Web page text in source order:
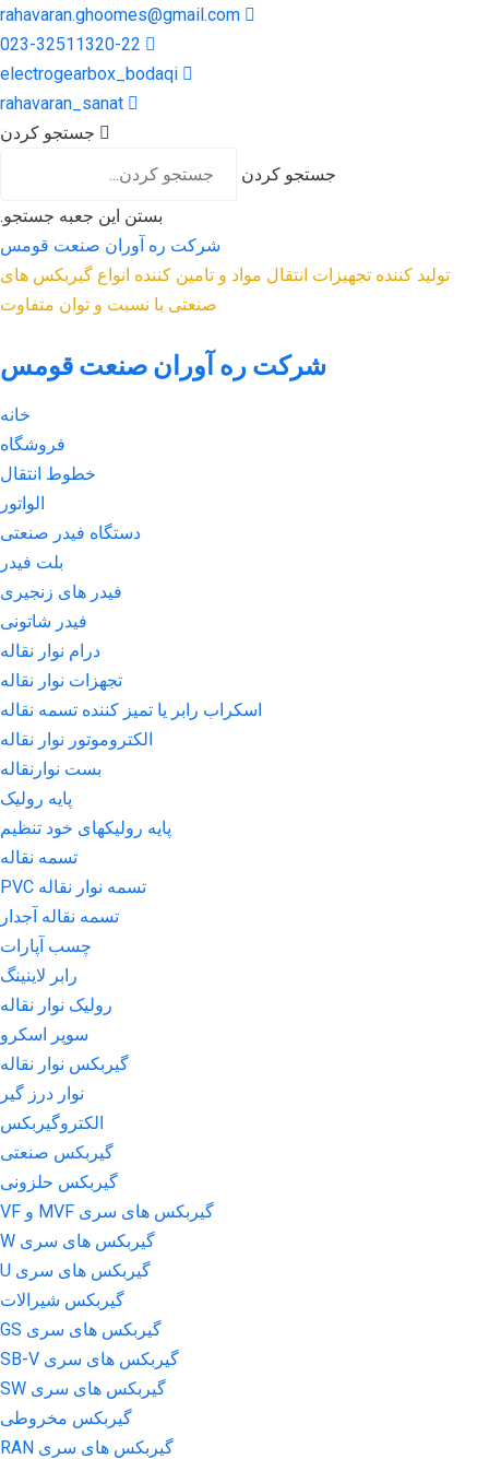
rahavaran.ghoomes@gmail.com
023-32511320-22
electrogearbox_bodaqi
rahavaran_sanat
جستجو کردن
جستجو کردن
بستن این جعبه جستجو.
شرکت ره آوران صنعت قومس
تولید کننده تجهیزات انتقال مواد و تامین کننده انواع گیربکس های
صنعتی با نسبت و توان متفاوت
شرکت ره آوران صنعت قومس
خانه
فروشگاه
خطوط انتقال
الواتور
دستگاه فیدر صنعتی
بلت فیدر
فیدر های زنجیری
فیدر شاتونی
درام نوار نقاله
تجهزات نوار نقاله
اسکراب رابر یا تمیز کننده تسمه نقاله
الکتروموتور نوار نقاله
بست نوارنقاله
پایه رولیک
پایه رولیکهای خود تنظیم
تسمه نقاله
تسمه نوار نقاله PVC
تسمه نقاله آجدار
چسب آپارات
رابر لاینینگ
رولیک نوار نقاله
سوپر اسکرو
گیربکس نوار نقاله
نوار درز گیر
الکتروگیربکس
گیربکس صنعتی
گیربکس حلزونی
گیربکس های سری MVF و VF
گیربکس های سری W
گیربکس های سری U
گیربکس شیرالات
گیربکس های سری GS
گیربکس های سری SB-V
گیربکس های سری SW
گیربکس مخروطی
گیربکس های سری RAN